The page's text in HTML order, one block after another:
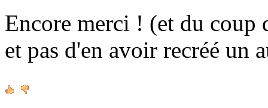
Encore merci ! (et du coup
et pas d'en avoir recréé un